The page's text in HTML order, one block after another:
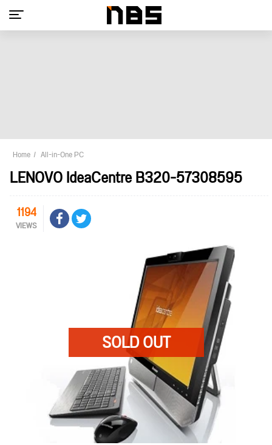
Home All-in-One PC
LENOVO IdeaCentre B320-57308595
1194
VIEWS